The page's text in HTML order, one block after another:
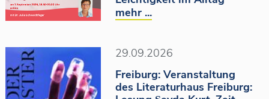
mehr ...
29.09.2026
Freiburg: Veranstaltung
des Literaturhaus Freiburg: